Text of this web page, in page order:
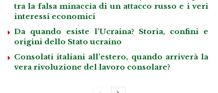
tra la falsa minaccia di un attacco russo e i veri
interessi economici
Da quando esiste l’Ucraina? Storia, confini e
origini dello Stato ucraino
Consolati italiani all’estero, quando arriverà la
vera rivoluzione del lavoro consolare?